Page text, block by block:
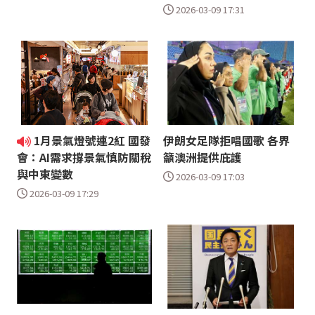
2026-03-09 17:31
1月景氣燈號連2紅 國發
會：AI需求撐景氣慎防關稅
與中東變數
2026-03-09 17:29
伊朗女足隊拒唱國歌 各界
籲澳洲提供庇護
2026-03-09 17:03